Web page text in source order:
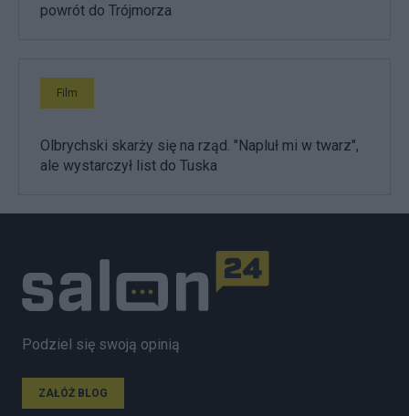
powrót do Trójmorza
Film
Olbrychski skarży się na rząd. "Napluł mi w twarz",
ale wystarczył list do Tuska
Podziel się swoją opinią
ZAŁÓŻ BLOG